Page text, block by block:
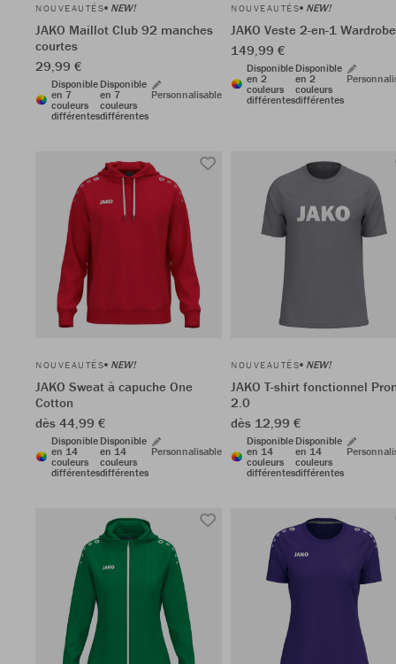
NOUVEAUTÉS NEW!
JAKO Maillot Club 92 manches
courtes
29,99 €
Disponible
en 7
couleurs
différentes
Disponible
en 7
couleurs
différentes
Personnalisable
NOUVEAUTÉS NEW!
JAKO Veste 2-en-1 Wardrobe
149,99 €
Disponible
en 2
couleurs
différentes
Disponible
en 2
couleurs
différentes
NOUVEAUTÉS NEW!
JAKO Sweat à capuche One
Cotton
dès 44,99 €
Disponible
en 14
couleurs
différentes
Disponible
en 14
couleurs
différentes
Personnalisable
NOUVEAUTÉS NEW!
JAKO T-shirt fonctionnel
2.0
dès 12,99 €
Disponible
en 14
couleurs
différentes
Disponible
en 14
couleurs
différentes